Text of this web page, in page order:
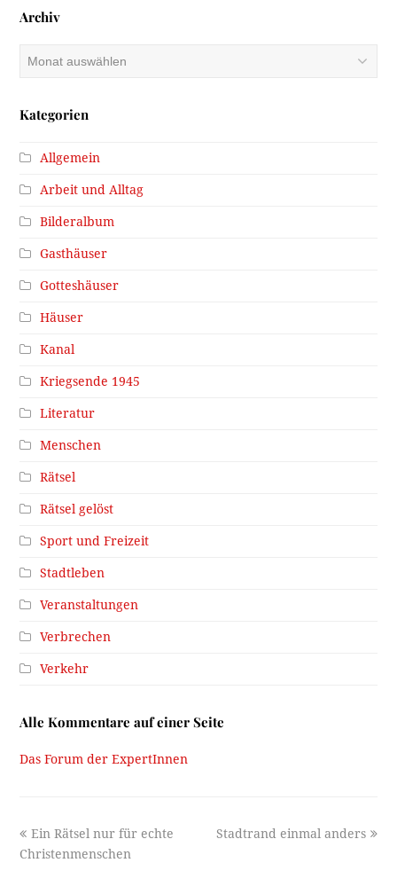
Archiv
Archiv
Kategorien
Allgemein
Arbeit und Alltag
Bilderalbum
Gasthäuser
Gotteshäuser
Häuser
Kanal
Kriegsende 1945
Literatur
Menschen
Rätsel
Rätsel gelöst
Sport und Freizeit
Stadtleben
Veranstaltungen
Verbrechen
Verkehr
Alle Kommentare auf einer Seite
Das Forum der ExpertInnen
previous
post:
Ein Rätsel nur für echte
Christenmenschen
next
Stadtrand einmal anders